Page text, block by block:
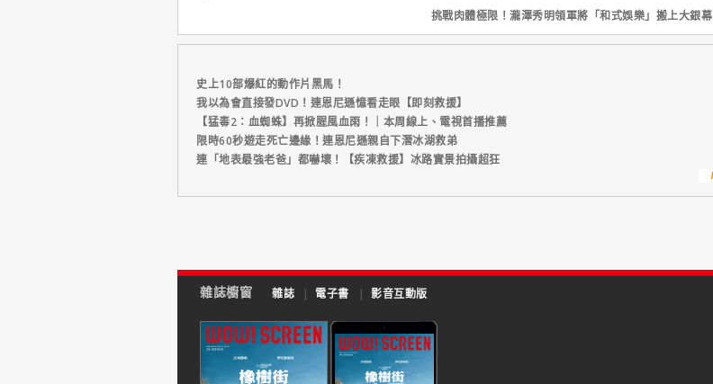
挑戰肉體極限！瀧澤秀明領軍將「和式娛樂」搬上大銀幕
史上10部爆紅的動作片黑馬！
我以為會直接發DVD！連恩尼遜憶看走眼【即刻救援】
【猛毒2：血蜘蛛】再掀腥風血雨！｜本周線上、電視首播推薦
限時60秒遊走死亡邊緣！連恩尼遜親自下潛冰湖救弟
連「地表最強老爸」都嚇壞！【疾凍救援】冰路實景拍攝超狂
雜誌櫥窗 雜誌 | 電子書 | 影音互動版